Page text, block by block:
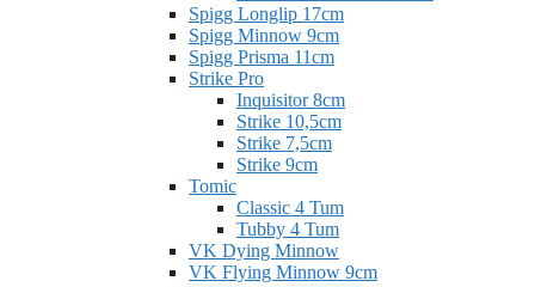
Spigg Longlip 17cm
Spigg Minnow 9cm
Spigg Prisma 11cm
Strike Pro
Inquisitor 8cm
Strike 10,5cm
Strike 7,5cm
Strike 9cm
Tomic
Classic 4 Tum
Tubby 4 Tum
VK Dying Minnow
VK Flying Minnow 9cm